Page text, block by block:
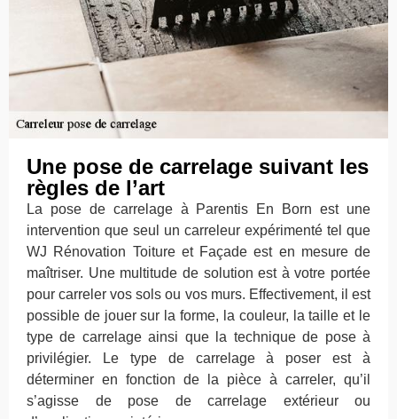
Une pose de carrelage suivant les
règles de l’art
La pose de carrelage à Parentis En Born est une
intervention que seul un carreleur expérimenté tel que
WJ Rénovation Toiture et Façade est en mesure de
maîtriser. Une multitude de solution est à votre portée
pour carreler vos sols ou vos murs. Effectivement, il est
possible de jouer sur la forme, la couleur, la taille et le
type de carrelage ainsi que la technique de pose à
privilégier. Le type de carrelage à poser est à
déterminer en fonction de la pièce à carreler, qu’il
s’agisse de pose de carrelage extérieur ou